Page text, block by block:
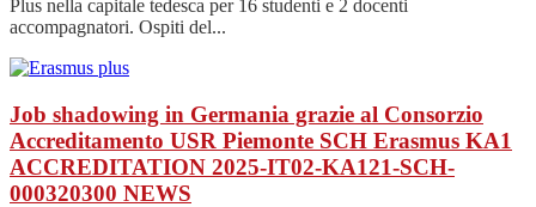
Plus nella capitale tedesca per 16 studenti e 2 docenti
accompagnatori. Ospiti del...
Job shadowing in Germania grazie al Consorzio
Accreditamento USR Piemonte SCH Erasmus KA1
ACCREDITATION 2025-IT02-KA121-SCH-
000320300 NEWS